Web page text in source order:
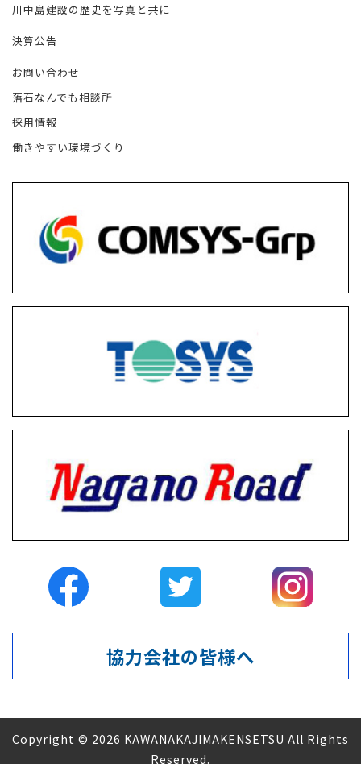
川中島建設の歴史を写真と共に
決算公告
お問い合わせ
落石なんでも相談所
採用情報
働きやすい環境づくり
協力会社の皆様へ
Copyright © 2026 KAWANAKAJIMAKENSETSU All Rights
Reserved.